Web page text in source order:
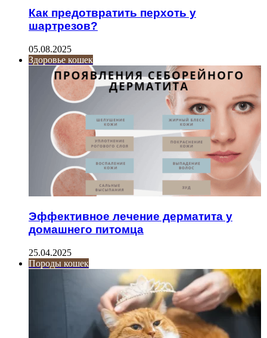
Как предотвратить перхоть у
шартрезов?
05.08.2025
Здоровье кошек
Эффективное лечение дерматита у
домашнего питомца
25.04.2025
Породы кошек